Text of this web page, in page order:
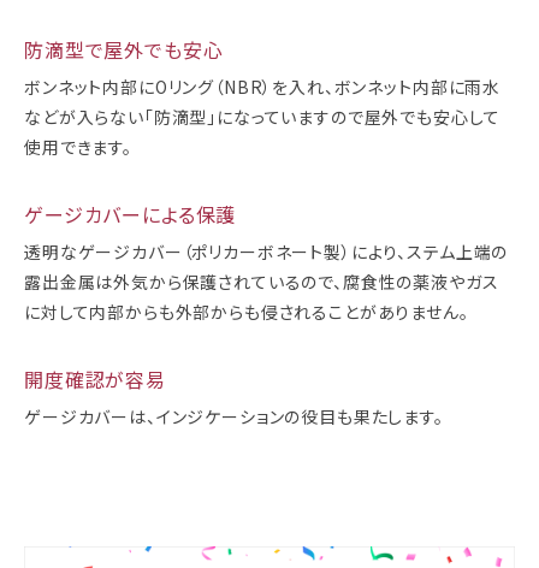
防滴型で屋外でも安心
ボンネット内部にOリング（NBR）を入れ、ボンネット内部に雨水
などが入らない「防滴型」になっていますので屋外でも安心して
使用できます。
ゲージカバーによる保護
透明なゲージカバー（ポリカーボネート製）により、ステム上端の
露出金属は外気から保護されているので、腐食性の薬液やガス
に対して内部からも外部からも侵されることがありません。
開度確認が容易
ゲージカバーは、インジケーションの役目も果たします。